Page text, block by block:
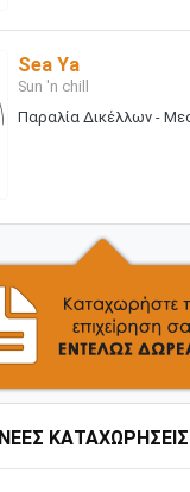
Sea Ya
Sun 'n chill
Παραλία Δικέλλων -
ΝΕΕΣ ΚΑΤΑΧΩΡΗΣΕΙΣ